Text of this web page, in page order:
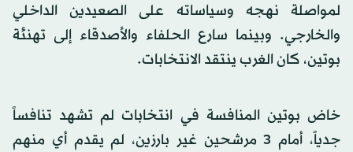
لمواصلة نهجه وسياساته على الصعيدين الداخلي
والخارجي. وبينما سارع الحلفاء والأصدقاء إلى تهنئة
بوتين، كان الغرب ينتقد الانتخابات.
خاض بوتين المنافسة في انتخابات لم تشهد تنافساً
جدياً، أمام 3 مرشحين غير بارزين، لم يقدم أي منهم